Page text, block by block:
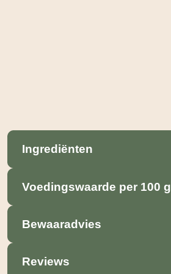
Ingrediënten
Voedingswaarde per 100 g
Bewaaradvies
Reviews